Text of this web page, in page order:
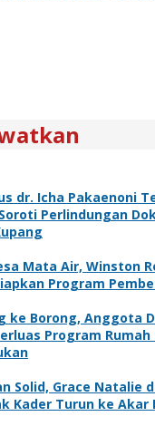
dr. Icha Pakaenoni
Perlindungan
Mata Air, Winston
Program
ke Borong, Anggota
Program
Solid, Grace Natalie
Kader Turun ke Akar